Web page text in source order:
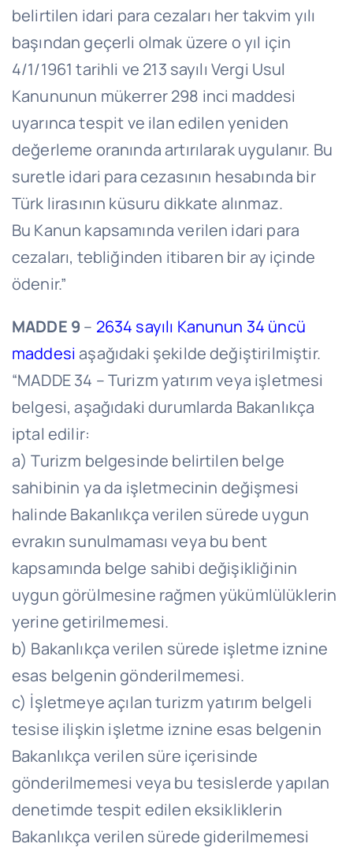
belirtilen idari para cezaları her takvim yılı
başından geçerli olmak üzere o yıl için
4/1/1961 tarihli ve 213 sayılı Vergi Usul
Kanununun mükerrer 298 inci maddesi
uyarınca tespit ve ilan edilen yeniden
değerleme oranında artırılarak uygulanır. Bu
suretle idari para cezasının hesabında bir
Türk lirasının küsuru dikkate alınmaz.
Bu Kanun kapsamında verilen idari para
cezaları, tebliğinden itibaren bir ay içinde
ödenir.”
MADDE 9 – 2634 sayılı Kanunun 34 üncü
maddesi aşağıdaki şekilde değiştirilmiştir.
“MADDE 34 – Turizm yatırım veya işletmesi
belgesi, aşağıdaki durumlarda Bakanlıkça
iptal edilir:
a) Turizm belgesinde belirtilen belge
sahibinin ya da işletmecinin değişmesi
halinde Bakanlıkça verilen sürede uygun
evrakın sunulmaması veya bu bent
kapsamında belge sahibi değişikliğinin
uygun görülmesine rağmen yükümlülüklerin
yerine getirilmemesi.
b) Bakanlıkça verilen sürede işletme iznine
esas belgenin gönderilmemesi.
c) İşletmeye açılan turizm yatırım belgeli
tesise ilişkin işletme iznine esas belgenin
Bakanlıkça verilen süre içerisinde
gönderilmemesi veya bu tesislerde yapılan
denetimde tespit edilen eksikliklerin
Bakanlıkça verilen sürede giderilmemesi